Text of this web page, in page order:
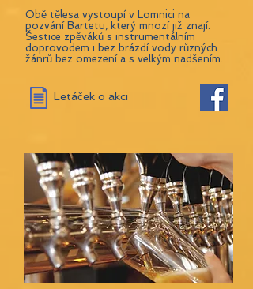
Obě tělesa vystoupí v Lomnici na
pozvání Bartetu, který mnozí již znají.
Šestice zpěváků s instrumentálním
doprovodem i bez brázdí vody různých
žánrů bez omezení a s velkým nadšením.
Letáček o akci